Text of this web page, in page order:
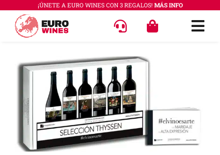
contenido
¡ÚNETE A EURO WINES CON 3 REGALOS! MÁS INFO
Ver
grande